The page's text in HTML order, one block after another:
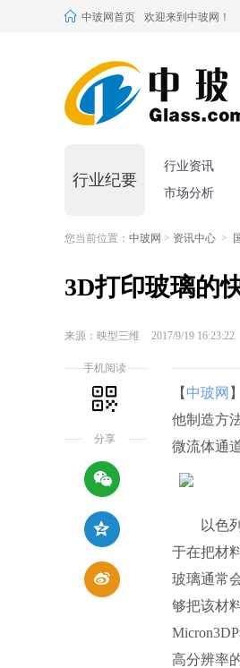
中玻网首页 欢迎来到中玻网！
行业纪要
行业资讯
市场分析
您当前位置： 中玻网 > 资讯中心 >
手机阅读
分享
3D打印玻璃的
来源：映型三维 2017/9/19 16:23:22
【 中玻网
他制造方
微流体通
以色列
于在把材
玻璃通常
够把该材
高分辨率